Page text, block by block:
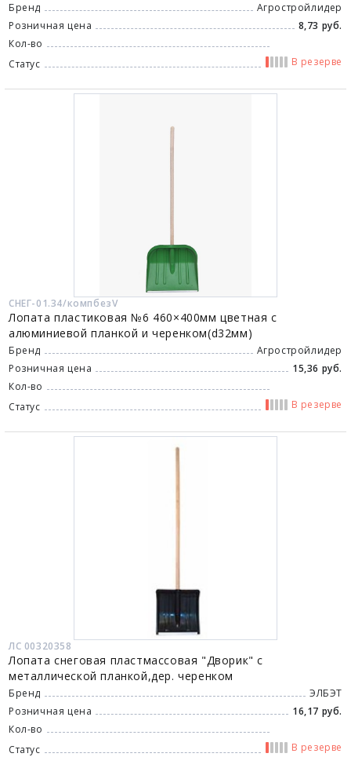
Бренд
Агростройлидер
Розничная цена
8,73 руб.
Кол-во
Статус
В резерве
СНЕГ-01.34/компбезV
Лопата пластиковая №6 460×400мм цветная с
алюминиевой планкой и черенком(d32мм)
Бренд
Агростройлидер
Розничная цена
15,36 руб.
Кол-во
Статус
В резерве
ЛС 00320358
Лопата снеговая пластмассовая "Дворик" с
металлической планкой,дер. черенком
Бренд
ЭЛБЭТ
Розничная цена
16,17 руб.
Кол-во
Статус
В резерве